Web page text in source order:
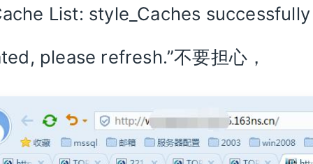
List: style_Caches successfully
please refresh.”不要担心，